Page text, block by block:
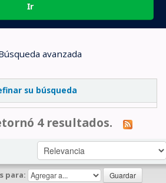
Ir
avanzada
su búsqueda
4 resultados.
para: